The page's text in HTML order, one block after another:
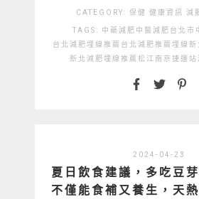
CATEGORY: 保健 健康資訊 減
TAGS: 中藥減肥 中醫減肥 台北市
台北減肥埋線推薦 台北減肥推薦 埋線 新
新北減肥埋線推薦 松江南京捷運站
2024-04-23
夏日飲食建議，多吃豆
不僅能食補又養生，天